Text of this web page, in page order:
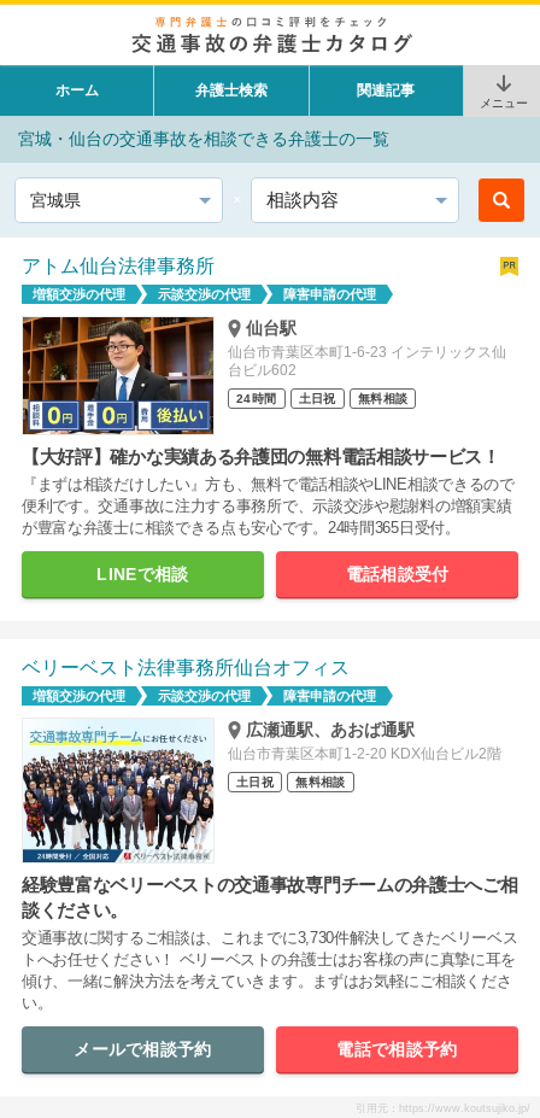
ホーム 弁護士検索 関連記事
メニュー
宮城・仙台の交通事故を相談できる弁護士の一覧
都道府県 相談内容
アトム仙台法律事務所
増額交渉の代理 示談交渉の代理 障害申請の代理
仙台駅
仙台市青葉区本町1-6-23 インテリックス仙
台ビル602
24時間 土日祝 無料相談
【大好評】確かな実績ある弁護団の無料電話相談サービス！
『まずは相談だけしたい』方も、無料で電話相談やLINE相談できるので
便利です。交通事故に注力する事務所で、示談交渉や慰謝料の増額実績
が豊富な弁護士に相談できる点も安心です。24時間365日受付。
LINEで相談 電話相談受付
ベリーベスト法律事務所仙台オフィス
増額交渉の代理 示談交渉の代理 障害申請の代理
広瀬通駅、あおば通駅
仙台市青葉区本町1-2-20 KDX仙台ビル2階
土日祝 無料相談
経験豊富なベリーベストの交通事故専門チームの弁護士へご相
談ください。
交通事故に関するご相談は、これまでに3,730件解決してきたベリーベス
トへお任せください！ ベリーベストの弁護士はお客様の声に真摯に耳を
傾け、一緒に解決方法を考えていきます。まずはお気軽にご相談くださ
い。
メールで相談予約 電話で相談予約
引用元：https://www.koutsujiko.jp/